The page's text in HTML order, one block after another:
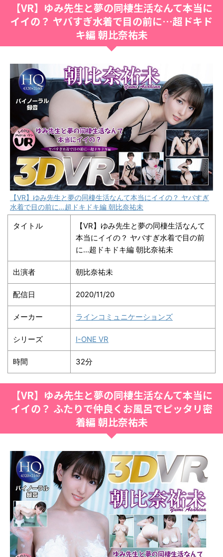
【VR】ゆみ先生と夢の同棲生活なんて本当に
イイの？ ヤバすぎ水着で目の前に…超ドキド
キ編 朝比奈祐未
【VR】ゆみ先生と夢の同棲生活なんて本当にイイの？ ヤバすぎ
水着で目の前に…超ドキドキ編 朝比奈祐未
タイトル
【VR】ゆみ先生と夢の同棲生活なんて
本当にイイの？ ヤバすぎ水着で目の前
に…超ドキドキ編 朝比奈祐未
出演者 朝比奈祐未
配信日 2020/11/20
メーカー ラインコミュニケーションズ
シリーズ I-ONE VR
時間 32分
【VR】ゆみ先生と夢の同棲生活なんて本当に
イイの？ ふたりで仲良くお風呂でピッタリ密
着編 朝比奈祐未